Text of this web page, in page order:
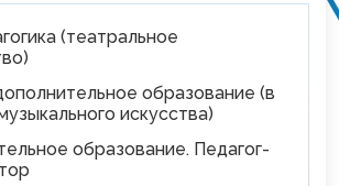
(театральное
образование (в
искусства)
образование. Педагог-